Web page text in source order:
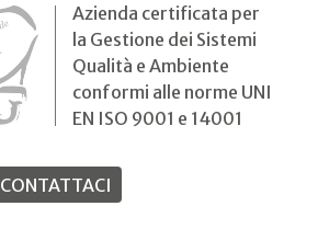
Azienda certificata per
la Gestione dei Sistemi
Qualità e Ambiente
conformi alle norme UNI
EN ISO 9001 e 14001
CONTATTACI